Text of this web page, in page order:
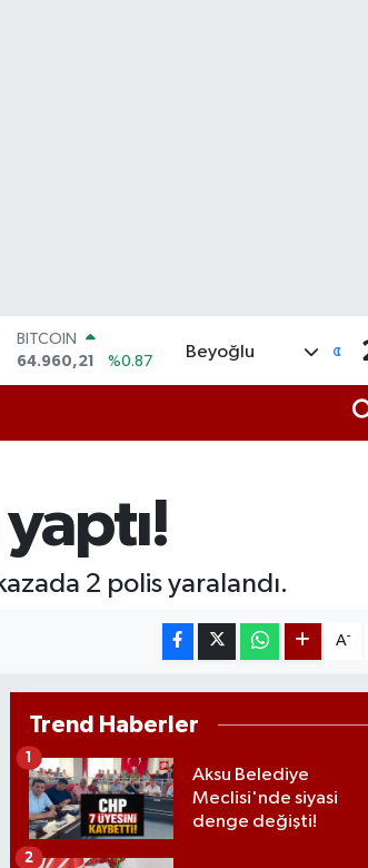
DOLAR
47,7436
%0.18
EURO
BİST100
13.779
%-14
BITCOIN
64.960,21
%0.87
Beyoğlu
2 polis yaralandı.
A-
Trend Haberler
Aksu Belediye
Meclisi'nde siyasi
denge değişti!
1
2